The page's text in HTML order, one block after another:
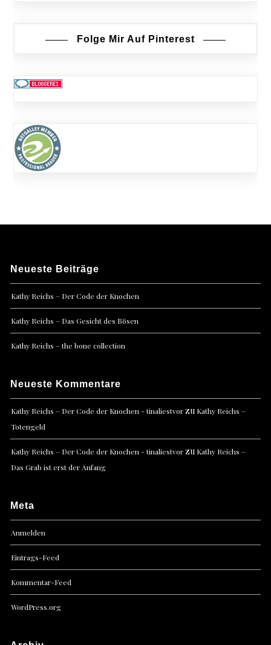
Folge Mir Auf Pinterest
Neueste Beiträge
Kathy Reichs – Der Code der Knochen
Kathy Reichs – Das Gesicht des Bösen
Kathy Reichs – the bone collection
Neueste Kommentare
Kathy Reichs – Der Code der Knochen - tinaliestvorzu Kathy Reichs –
Totengeld
Kathy Reichs – Der Code der Knochen - tinaliestvorzu Kathy Reichs –
Das Grab ist erst der Anfang
Meta
Anmelden
Eintrags-Feed
Kommentar-Feed
WordPress.org